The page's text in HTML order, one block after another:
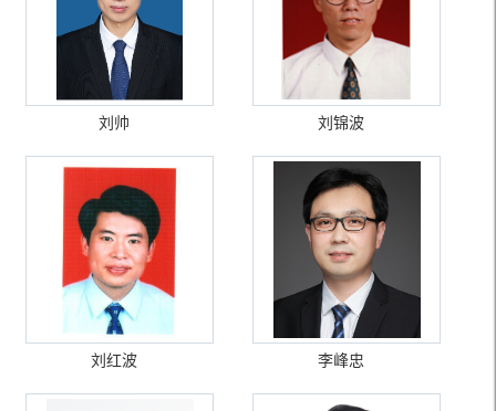
刘帅 刘锦波
刘红波 李峰忠